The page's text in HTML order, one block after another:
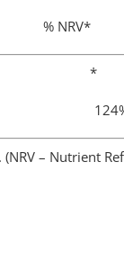
% NRV*
mg *
– Nutrient